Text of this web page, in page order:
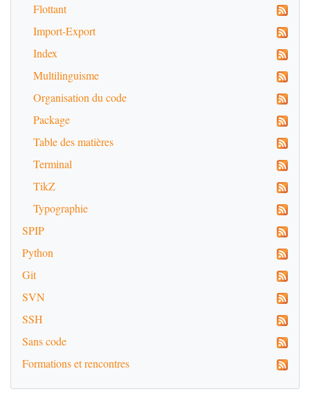
Flottant
Import-Export
Index
Multilinguisme
Organisation du code
Package
Table des matières
Terminal
TikZ
Typographie
SPIP
Python
Git
SVN
SSH
Sans code
Formations et rencontres